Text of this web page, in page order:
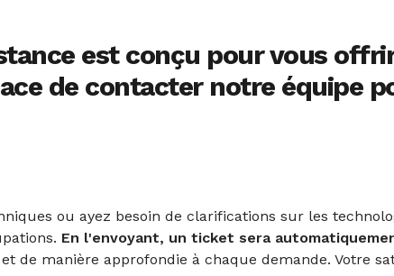
est conçu pour vous
de contacter notre équipe
ou ayez besoin de clarifications sur les
En l'envoyant, un ticket sera
de manière approfondie à chaque demande. Votre